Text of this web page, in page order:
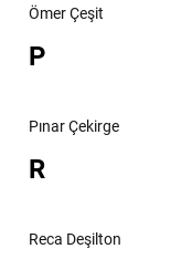
Ömer Çeşit
P
Pınar Çekirge
R
Reca Deşilton